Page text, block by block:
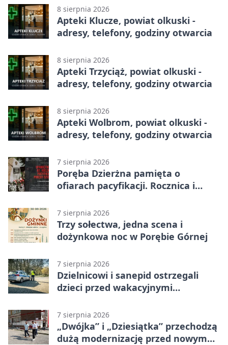
8 sierpnia 2026
Apteki Klucze, powiat olkuski -
adresy, telefony, godziny otwarcia
8 sierpnia 2026
Apteki Trzyciąż, powiat olkuski -
adresy, telefony, godziny otwarcia
8 sierpnia 2026
Apteki Wolbrom, powiat olkuski -
adresy, telefony, godziny otwarcia
7 sierpnia 2026
Poręba Dzierżna pamięta o
ofiarach pacyfikacji. Rocznica i
7 sierpnia 2026
Trzy sołectwa, jedna scena i
dożynkowa noc w Porębie Górnej
7 sierpnia 2026
Dzielnicowi i sanepid ostrzegali
dzieci przed wakacyjnymi
7 sierpnia 2026
„Dwójka” i „Dziesiątka” przechodzą
dużą modernizację przed nowym